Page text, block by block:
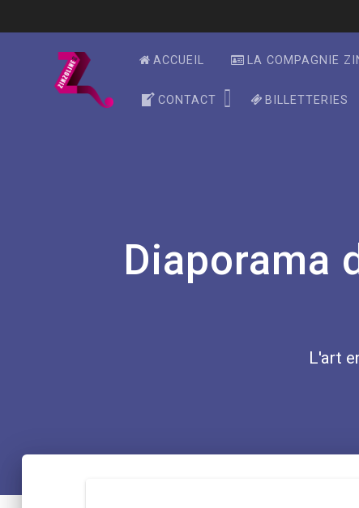
ACCUEIL LA COMPAGNIE
CONTACT BILLETTERIES
Diaporama
L'art